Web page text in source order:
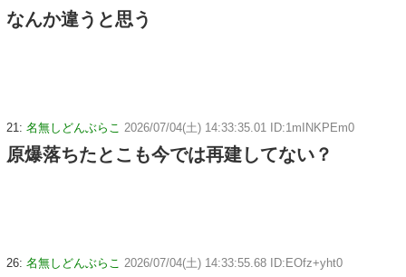
なんか違うと思う
21: 名無しどんぶらこ 2026/07/04(土) 14:33:35.01 ID:1mINKPEm0
原爆落ちたとこも今では再建してない？
26: 名無しどんぶらこ 2026/07/04(土) 14:33:55.68 ID:EOfz+yht0